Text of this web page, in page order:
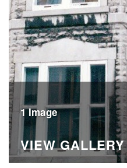
1 Image
VIEW GALLERY